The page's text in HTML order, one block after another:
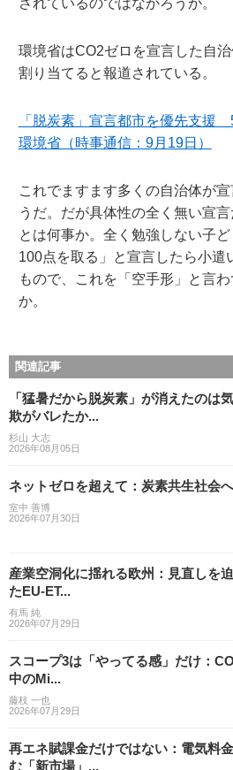
されているのではなかろうか。
環境省はCO2ゼロを宣言した自
割り当てると報道されている。
「脱炭素」宣言都市を優先支
環境省（時事通信：9月19日）
これでますます多くの自治体が
うだ。だが具体性の全く無い宣
とは何事か。全く勉強しない子
100点を取る」と宣言したら小遣
もので、これを「空手形」と言
か。
関連記事
「猛暑だから脱炭素」が消えたのは
欺がバレたか...
杉山 大志
2026年08月05日
ネットゼロを超えて：炭素共生社会へ
室中 善博
2026年07月30日
産業空洞化に揺れる欧州：見直しを
たEU-ET...
有馬 純
2026年07月29日
スコープ3は「やってる感」だけ：
中のMi...
藤枝 一也
2026年07月29日
再エネ賦課金だけではない：電気料
む「新市場」...